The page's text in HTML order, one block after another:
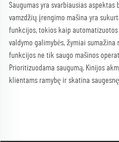
Saugumas yra svarbiausias
vamzdžių įrengimo mašina yra
funkcijos, tokios kaip
valdymo galimybės, žymiai
funkcijos ne tik saugo mašinos
Prioritizuodama saugumą, Kinijos
klientams ramybę ir skatina